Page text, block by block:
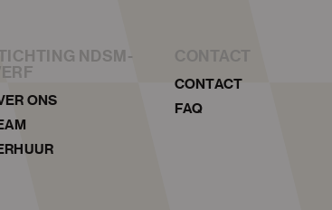
NDSM-
ONS
CONTACT
FAQ